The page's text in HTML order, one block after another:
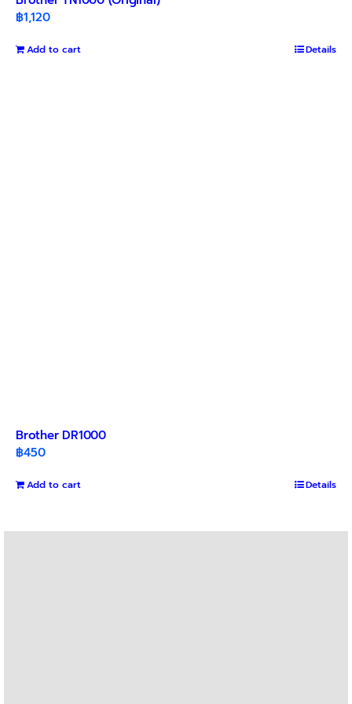
฿1,120
Add to cart Details
Brother DR1000
฿450
Add to cart Details